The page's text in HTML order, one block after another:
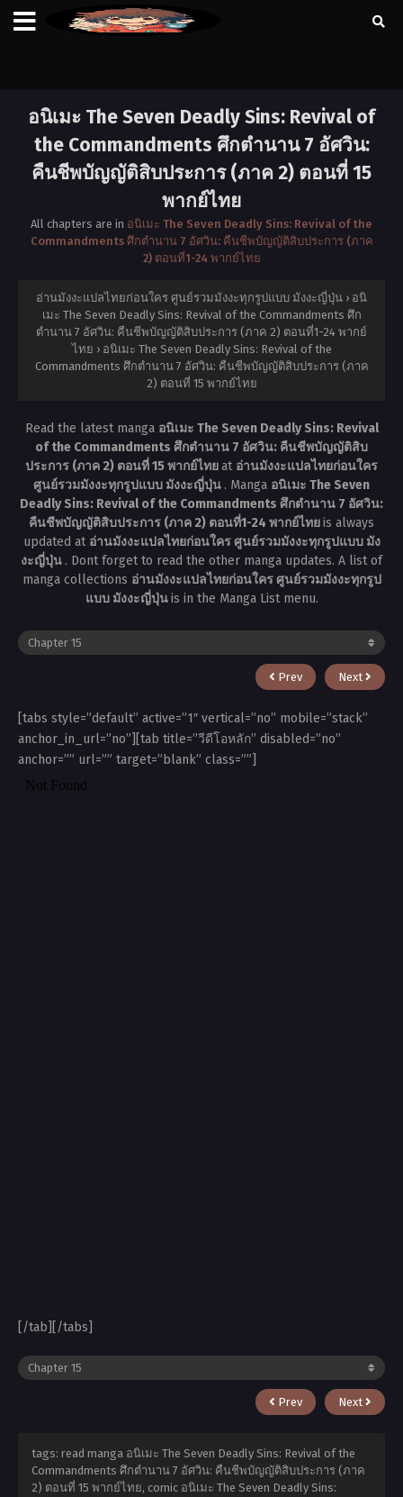
อนิเมะ The Seven Deadly Sins: Revival of
the Commandments ศึกตำนาน 7 อัศวิน:
คืนชีพบัญญัติสิบประการ (ภาค 2) ตอนที่ 15
พากย์ไทย
All chapters are in อนิเมะ The Seven Deadly Sins: Revival of the
Commandments ศึกตำนาน 7 อัศวิน: คืนชีพบัญญัติสิบประการ (ภาค
2) ตอนที่1-24 พากย์ไทย
อ่านมังงะแปลไทยก่อนใคร ศูนย์รวมมังงะทุกรูปแบบ มังงะญี่ปุ่น › อนิ
เมะ The Seven Deadly Sins: Revival of the Commandments ศึก
ตำนาน 7 อัศวิน: คืนชีพบัญญัติสิบประการ (ภาค 2) ตอนที่1-24 พากย์
ไทย › อนิเมะ The Seven Deadly Sins: Revival of the
Commandments ศึกตำนาน 7 อัศวิน: คืนชีพบัญญัติสิบประการ (ภาค
2) ตอนที่ 15 พากย์ไทย
Read the latest manga อนิเมะ The Seven Deadly Sins: Revival
of the Commandments ศึกตำนาน 7 อัศวิน: คืนชีพบัญญัติสิบ
ประการ (ภาค 2) ตอนที่ 15 พากย์ไทยat อ่านมังงะแปลไทยก่อนใคร
ศูนย์รวมมังงะทุกรูปแบบ มังงะญี่ปุ่น . Manga อนิเมะ The Seven
Deadly Sins: Revival of the Commandments ศึกตำนาน 7 อัศวิน:
คืนชีพบัญญัติสิบประการ (ภาค 2) ตอนที่1-24 พากย์ไทยis always
updated at อ่านมังงะแปลไทยก่อนใคร ศูนย์รวมมังงะทุกรูปแบบ มัง
งะญี่ปุ่น . Dont forget to read the other manga updates. A list of
manga collections อ่านมังงะแปลไทยก่อนใคร ศูนย์รวมมังงะทุกรูป
แบบ มังงะญี่ปุ่นis in the Manga List menu.
Prev Next
[tabs style=”default” active=”1″ vertical=”no” mobile=”stack”
anchor_in_url=”no”][tab title=”วีดีโอหลัก” disabled=”no”
anchor=”” url=”” target=”blank” class=””]
[/tab][/tabs]
Prev Next
tags: read manga อนิเมะ The Seven Deadly Sins: Revival of the
Commandments ศึกตำนาน 7 อัศวิน: คืนชีพบัญญัติสิบประการ (ภาค
2) ตอนที่ 15 พากย์ไทย, comic อนิเมะ The Seven Deadly Sins: